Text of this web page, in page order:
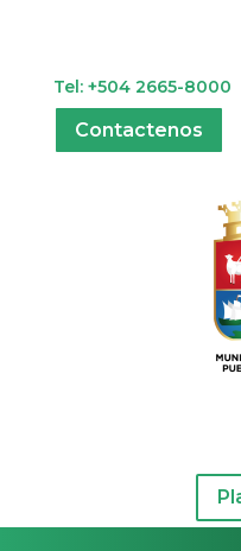
Tel: +504 2665-8000
Contactenos